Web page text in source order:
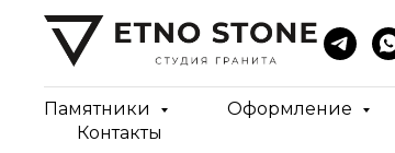
Памятники Оформление
Контакты